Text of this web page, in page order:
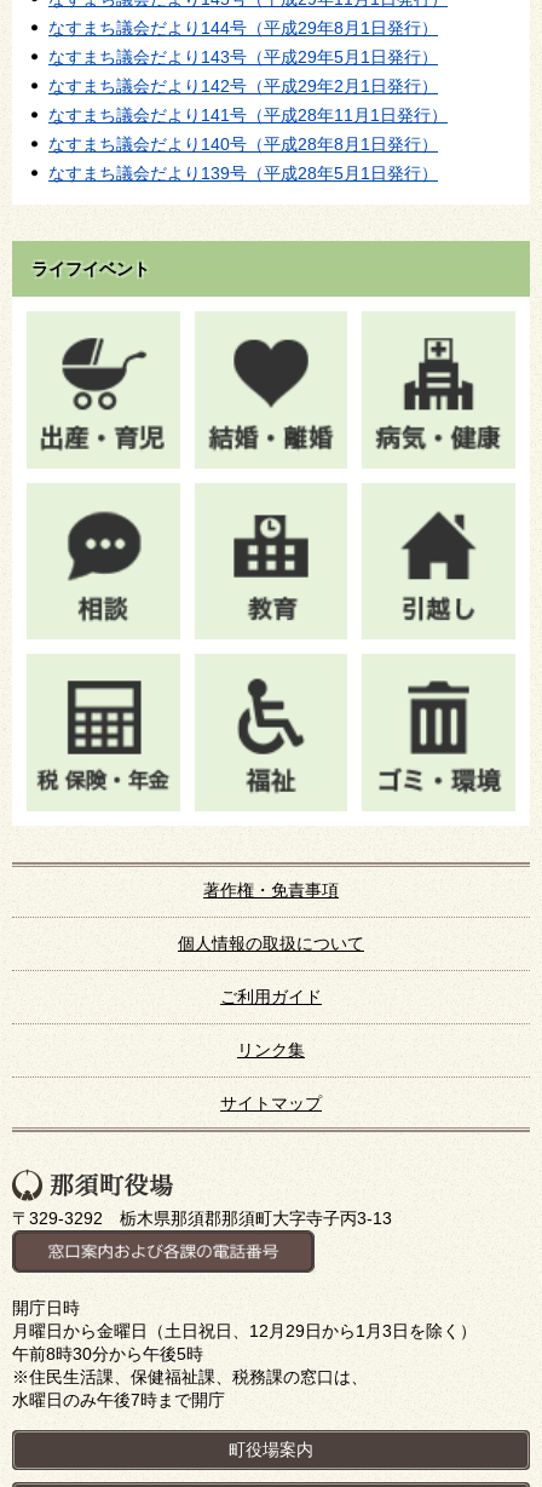
なすまち議会だより144号（平成29年8月1日発行）
なすまち議会だより143号（平成29年5月1日発行）
なすまち議会だより142号（平成29年2月1日発行）
なすまち議会だより141号（平成28年11月1日発行）
なすまち議会だより140号（平成28年8月1日発行）
なすまち議会だより139号（平成28年5月1日発行）
ライフイベント
著作権・免責事項
個人情報の取扱について
ご利用ガイド
リンク集
サイトマップ
〒329-3292 栃木県那須郡那須町大字寺子丙3-13
開庁日時
月曜日から金曜日（土日祝日、12月29日から1月3日を除く）
午前8時30分から午後5時
※住民生活課、保健福祉課、税務課の窓口は、
水曜日のみ午後7時まで開庁
町役場案内